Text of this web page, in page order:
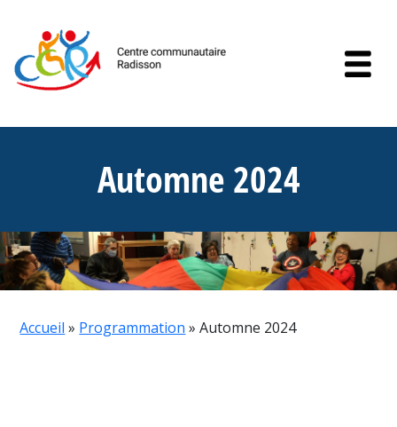
Automne 2024
Accueil » Programmation »Automne 2024